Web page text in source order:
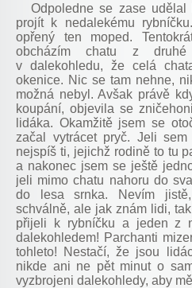
Odpoledne se zase
projít k nedalekému
opřený ten moped.
obcházím chatu z
v dalekohledu, že celá
okenice. Nic se tam nehne,
možná nebyl. Avšak právě
koupání, objevila se
lidáka. Okamžitě jsem se
začal vytrácet pryč. Jeli
nejspíš ti, jejichž rodině to tu
a nakonec jsem se ještě
jeli mimo chatu nahoru do
do lesa srnka. Nevím
schválně, ale jak znám lidi,
přijeli k rybníčku a jeden z
dalekohledem! Parchanti
tohleto! Nestačí, že jsou
nikde ani ne pět minut o
vyzbrojeni dalekohledy, aby